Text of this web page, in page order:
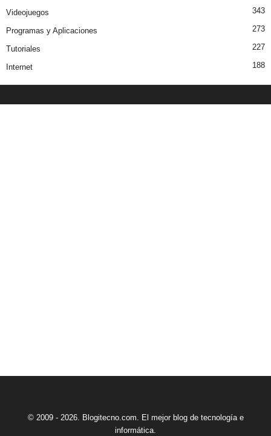
Videojuegos 343
Programas y Aplicaciones 273
Tutoriales 227
Internet 188
© 2009 - 2026. Blogitecno.com. El mejor blog de tecnología e
informática.